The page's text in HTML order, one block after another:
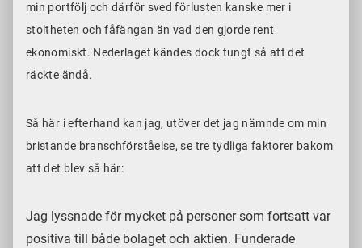
min portfölj och därför sved förlusten kanske mer i
stoltheten och fåfängan än vad den gjorde rent
ekonomiskt. Nederlaget kändes dock tungt så att det
räckte ändå.
Så här i efterhand kan jag, utöver det jag nämnde om min
bristande branschförståelse, se tre tydliga faktorer bakom
att det blev så här:
Jag lyssnade för mycket på personer som fortsatt var
positiva till både bolaget och aktien. Funderade